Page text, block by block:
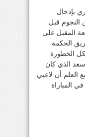
بإدخال
النجوم قبل
المقبل على
الحكمة
الخطورة
الذي كان
العلم أن لاعبي
المباراة